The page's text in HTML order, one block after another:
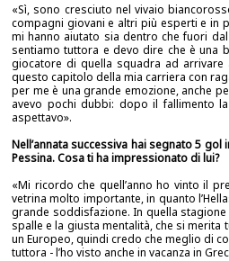
«Sì, sono cresciuto nel vivaio
compagni giovani e altri più esperti e in
mi hanno aiutato sia dentro che fuori
sentiamo tuttora e devo dire che è una
giocatore di quella squadra ad
questo capitolo della mia carriera con
per me è una grande emozione, anche
avevo pochi dubbi: dopo il fallimento
aspettavo».
Nell’annata successiva hai segnato 5
Pessina. Cosa ti ha impressionato di lui?
«Mi ricordo che quell’anno ho vinto il
vetrina molto importante, in quanto
grande soddisfazione. In quella stagione
spalle e la giusta mentalità, che si merita
un Europeo, quindi credo che meglio di
tuttora - l’ho visto anche in vacanza in